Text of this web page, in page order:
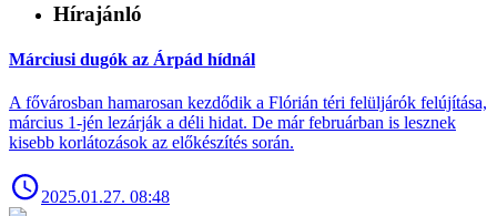
Hírajánló
Márciusi dugók az Árpád hídnál
A fővárosban hamarosan kezdődik a Flórián téri felüljárók felújítása,
március 1-jén lezárják a déli hidat. De már februárban is lesznek
kisebb korlátozások az előkészítés során.
2025.01.27. 08:48